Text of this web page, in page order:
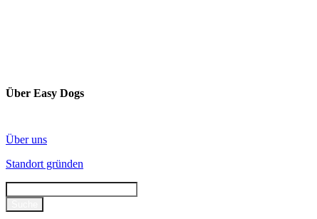
Über Easy Dogs
Über uns
Standort gründen